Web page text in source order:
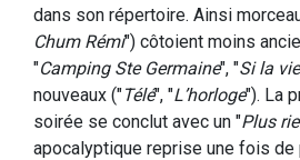
dans son répertoire. Ainsi
Chum Rémi") côtoient moins
"Camping Ste Germaine", "Si la
nouveaux ("Télé", "L’horloge"). La
soirée se conclut avec un "Plus
apocalyptique reprise une fois